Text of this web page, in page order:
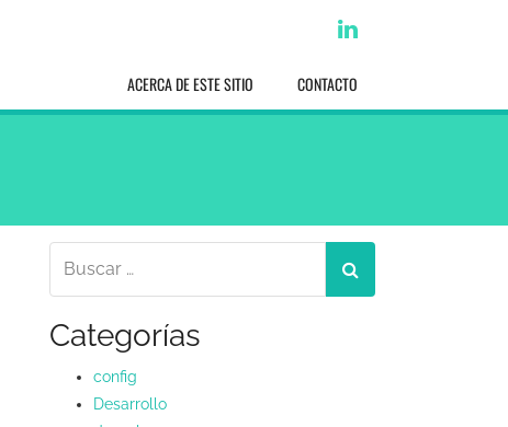
linkedin
ACERCA DE ESTE SITIO CONTACTO
Categorías
config
Desarrollo